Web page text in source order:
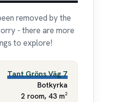
removed by the
- there are more
to explore!
Tant Gröns Väg 7
Botkyrka
2 room, 43 m²